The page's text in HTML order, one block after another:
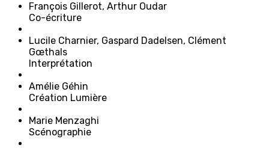
François Gillerot, Arthur Oudar
Co-écriture
Lucile Charnier, Gaspard Dadelsen, Clément
Gœthals
Interprétation
Amélie Géhin
Création Lumière
Marie Menzaghi
Scénographie